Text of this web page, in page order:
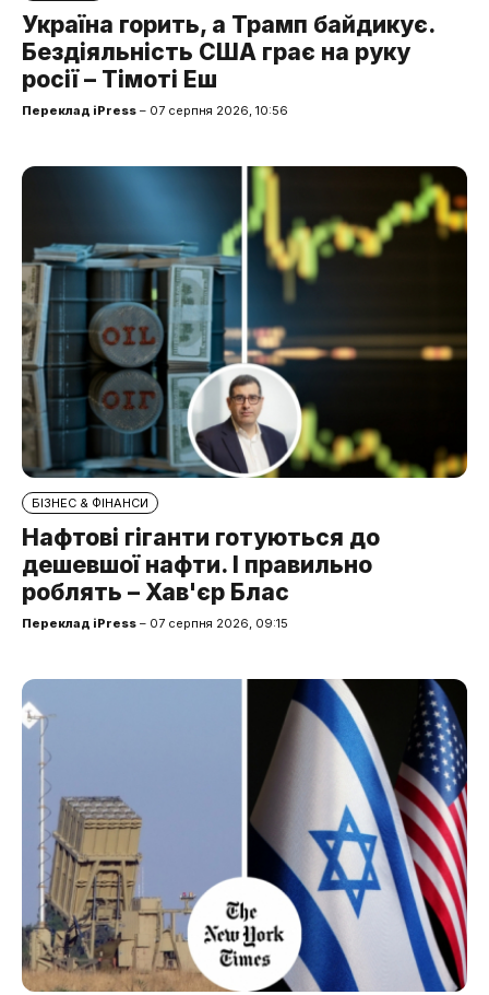
Україна горить, а Трамп байдикує.
Бездіяльність США грає на руку
росії – Тімоті Еш
Переклад iPress – 07 серпня 2026, 10:56
БІЗНЕС & ФІНАНСИ
Нафтові гіганти готуються до
дешевшої нафти. І правильно
роблять – Хав'єр Блас
Переклад iPress – 07 серпня 2026, 09:15